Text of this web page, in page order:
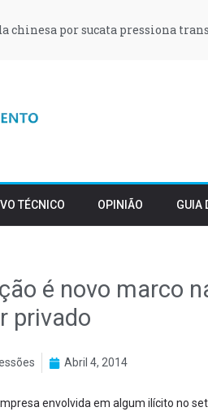
chinesa por sucata pressiona
TÉCNICO OPINIÃO GUIA
é novo marco
privado
Abril 4, 2014
envolvida em algum ilícito no